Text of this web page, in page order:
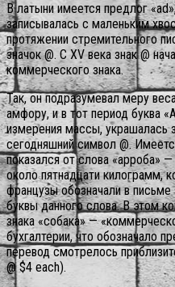
В латыни имеется предлог
записывалась с маленьким
протяжении стремительного
значок @. С XV века знак @
коммерческого знака.
Так, он подразумевал меру
амфору, и в тот период буква
измерения массы, украшалась
сегодняшний символ @.
показался от слова «арроба»
около пятнадцати килограмм,
французы обозначали в
буквы данного слова. В этом
знака «собака» —
бухгалтерии, что обозначало
перевод смотрелось
@ $4 each).